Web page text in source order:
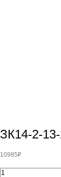
ЗК14-2-
10985₽
Количество